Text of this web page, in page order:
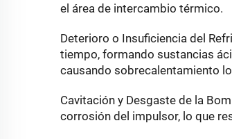
el área de intercambio térmico.
Deterioro o Insuficiencia del
tiempo, formando sustancias
causando sobrecalentamiento
Cavitación y Desgaste de la
corrosión del impulsor, lo que